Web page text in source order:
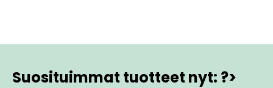
Suosituimmat tuotteet nyt: ?>